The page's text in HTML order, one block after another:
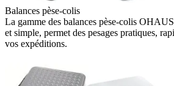
Balances pèse-colis
La gamme des balances pèse-colis
et simple, permet des pesages pratiques,
vos expéditions.